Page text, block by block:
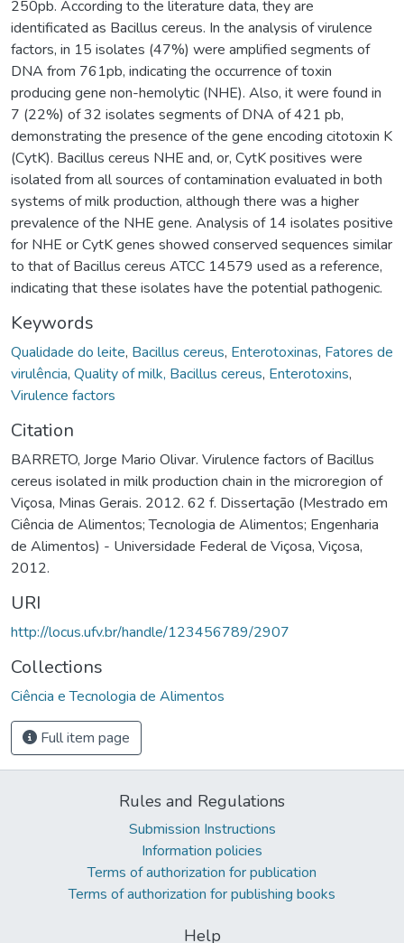
250pb. According to the literature data, they are
identificated as Bacillus cereus. In the analysis of virulence
factors, in 15 isolates (47%) were amplified segments of
DNA from 761pb, indicating the occurrence of toxin
producing gene non-hemolytic (NHE). Also, it were found in
7 (22%) of 32 isolates segments of DNA of 421 pb,
demonstrating the presence of the gene encoding citotoxin K
(CytK). Bacillus cereus NHE and, or, CytK positives were
isolated from all sources of contamination evaluated in both
systems of milk production, although there was a higher
prevalence of the NHE gene. Analysis of 14 isolates positive
for NHE or CytK genes showed conserved sequences similar
to that of Bacillus cereus ATCC 14579 used as a reference,
indicating that these isolates have the potential pathogenic.
Keywords
Qualidade do leite, Bacillus cereus, Enterotoxinas, Fatores de
virulência, Quality of milk, Bacillus cereus, Enterotoxins,
Virulence factors
Citation
BARRETO, Jorge Mario Olivar. Virulence factors of Bacillus
cereus isolated in milk production chain in the microregion of
Viçosa, Minas Gerais. 2012. 62 f. Dissertação (Mestrado em
Ciência de Alimentos; Tecnologia de Alimentos; Engenharia
de Alimentos) - Universidade Federal de Viçosa, Viçosa,
2012.
URI
http://locus.ufv.br/handle/123456789/2907
Collections
Ciência e Tecnologia de Alimentos
Full item page
Rules and Regulations
Submission Instructions
Information policies
Terms of authorization for publication
Terms of authorization for publishing books
Help